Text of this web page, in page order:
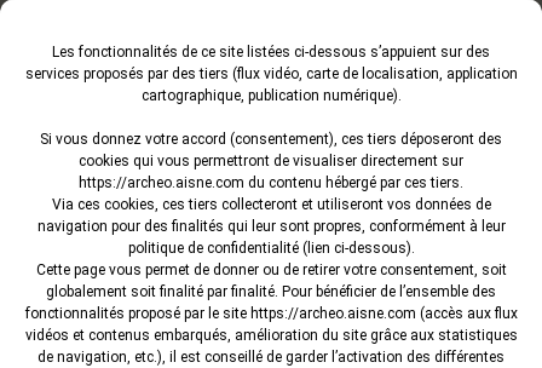
Les fonctionnalités de ce site listées ci-dessous s’appuient sur des
services proposés par des tiers (flux vidéo, carte de localisation, application
cartographique, publication numérique).
Si vous donnez votre accord (consentement), ces tiers déposeront des
cookies qui vous permettront de visualiser directement sur
https://archeo.aisne.com du contenu hébergé par ces tiers.
Via ces cookies, ces tiers collecteront et utiliseront vos données de
navigation pour des finalités qui leur sont propres, conformément à leur
politique de confidentialité (lien ci-dessous).
Cette page vous permet de donner ou de retirer votre consentement, soit
globalement soit finalité par finalité. Pour bénéficier de l’ensemble des
fonctionnalités proposé par le site https://archeo.aisne.com (accès aux flux
vidéos et contenus embarqués, amélioration du site grâce aux statistiques
de navigation, etc.), il est conseillé de garder l’activation des différentes
Dans le parc du château, les partenaires du Centre des
monuments nationaux et les associations liées au
pour partager leur enthousiasme et leurs missions. Le
service archéologique et l’INRAP seront présents pour vous
faire découvrir la fouille archéologique (partenariat service
archéologique – CD02 / INRAP ) qui vient de se terminer.
Vous pourrez également découvrir les premiers résultats de
la fouille lors d’une conférence tenue par Thierry Galmiche
(Chef du service archéologique).